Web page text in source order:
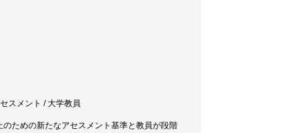
スメント / 大学教員
ための新たなアセスメント基準と教員が段階